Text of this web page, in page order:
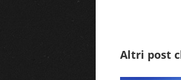
Altri post